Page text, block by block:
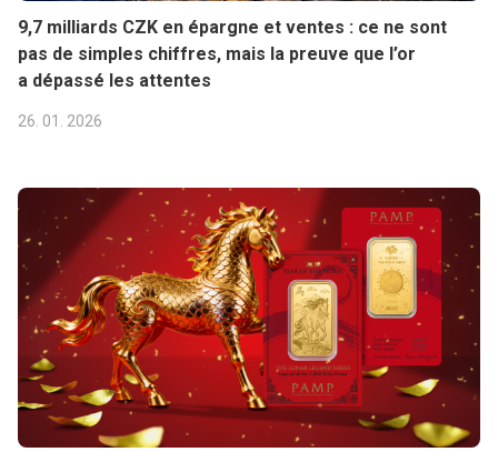
9,7 milliards CZK en épargne et ventes : ce ne sont
pas de simples chiffres, mais la preuve que l’or
a dépassé les attentes
26. 01. 2026